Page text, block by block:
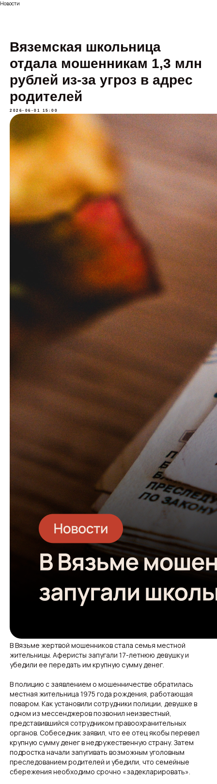
Новости
Вяземская школьница
отдала мошенникам 1,3 млн
рублей из-за угроз в адрес
родителей
2026-06-01 15:00
В Вязьме жертвой мошенников стала семья местной
жительницы. Аферисты запугали 17-летнюю девушку и
убедили ее передать им крупную сумму денег.
В полицию с заявлением о мошенничестве обратилась
местная жительница 1975 года рождения, работающая
поваром. Как установили сотрудники полиции, девушке в
одном из мессенджеров позвонил неизвестный,
представившийся сотрудником правоохранительных
органов. Собеседник заявил, что ее отец якобы перевел
крупную сумму денег в недружественную страну. Затем
подростка начали запугивать возможным уголовным
преследованием родителей и убедили, что семейные
сбережения необходимо срочно «задекларировать».